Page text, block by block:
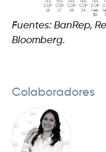
Fuentes: BanRep,
Bloomberg.
Colaboradores